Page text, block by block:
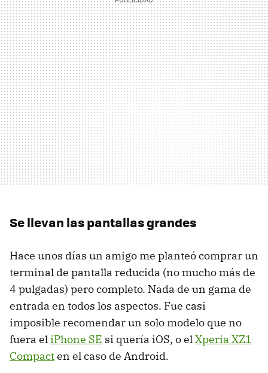
Se llevan las pantallas grandes
Hace unos días un amigo me planteó comprar un
terminal de pantalla reducida (no mucho más de
4 pulgadas) pero completo. Nada de un gama de
entrada en todos los aspectos. Fue casi
imposible recomendar un solo modelo que no
fuera eliPhone SE si quería iOS, o elXperia XZ1
Compacten el caso de Android.